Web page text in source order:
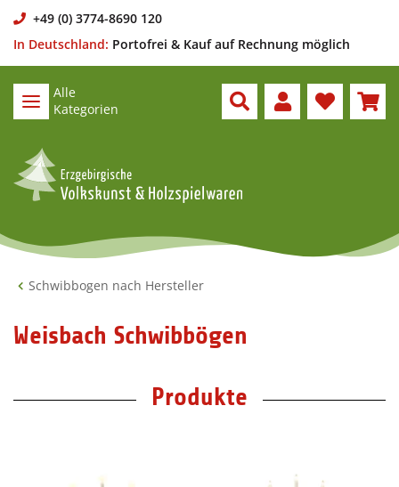
+49 (0) 3774-8690 120
In Deutschland: Portofrei & Kauf auf Rechnung möglich
Alle
Kategorien
Schwibbogen nach Hersteller
Weisbach Schwibbögen
Produkte